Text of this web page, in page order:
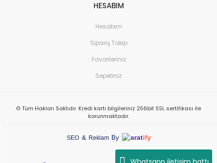
HESABIM
Hesabım
Sipariş Takip
Favorileriniz
Sepetiniz
© Tüm Hakları Saklıdır. Kredi kartı bilgileriniz 256bit SSL sertifikası ile
korunmaktadır.
SEO & Reklam By aratify